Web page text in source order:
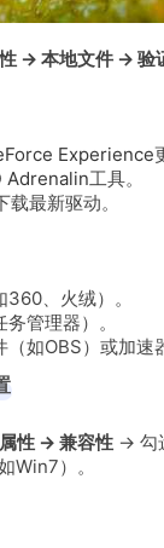
→ 本地文件 → 验
Experience
Adrenalin工具。
载最新驱动。
、火绒）。
管理器）。
如OBS）或加速
属性 → 兼容性 → 勾
Win7）。